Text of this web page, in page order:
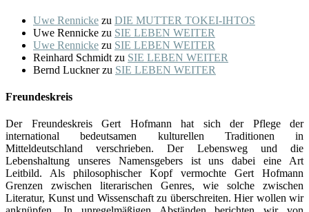
Uwe Rennicke zu DIE MUTTER TOKEI-IHTOS
Uwe Rennicke zu SIE LEBEN WEITER
Uwe Rennicke zu SIE LEBEN WEITER
Reinhard Schmidt zu SIE LEBEN WEITER
Bernd Lucknerzu SIE LEBEN WEITER
Freundeskreis
Der Freundeskreis Gert Hofmann hat sich der Pflege der
international bedeutsamen kulturellen Traditionen in
Mitteldeutschland verschrieben. Der Lebensweg und die
Lebenshaltung unseres Namensgebers ist uns dabei eine Art
Leitbild. Als philosophischer Kopf vermochte Gert Hofmann
Grenzen zwischen literarischen Genres, wie solche zwischen
Literatur, Kunst und Wissenschaft zu überschreiten. Hier wollen wir